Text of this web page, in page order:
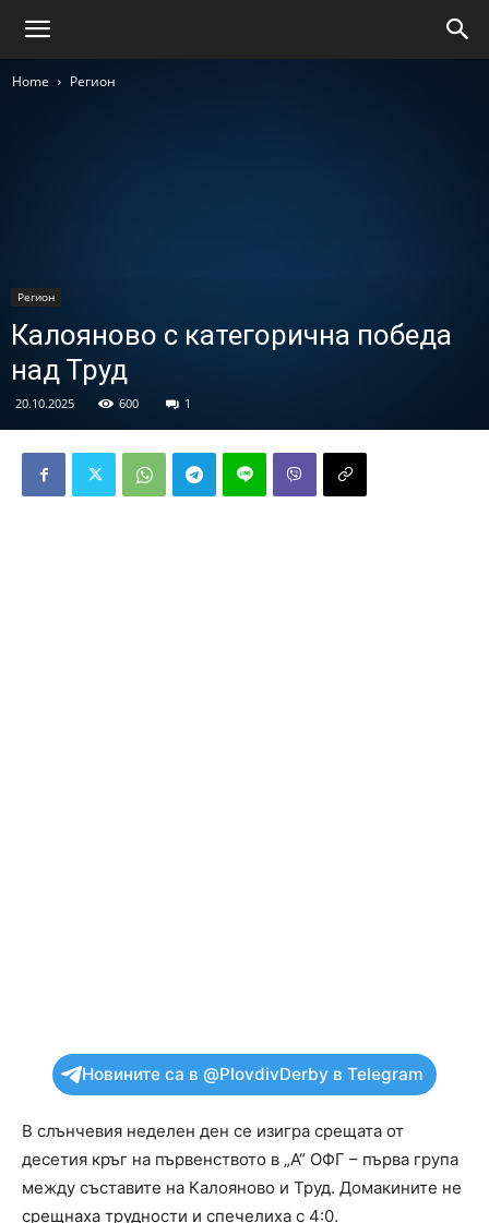
Home Регион
Регион
Калояново с категорична победа
над Труд
20.10.2025 600 1
Новините са в @PlovdivDerby в Telegram
В слънчевия неделен ден се изигра срещата от
десетия кръг на първенството в „А“ ОФГ – първа група
между съставите на Калояново и Труд. Домакините не
срещнаха трудности и спечелиха с 4:0.